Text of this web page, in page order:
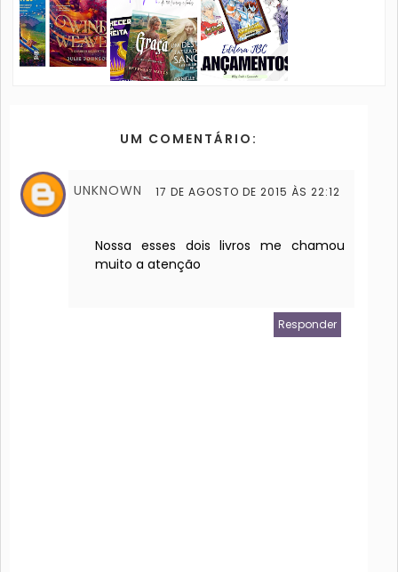
UM COMENTÁRIO:
UNKNOWN 17 DE AGOSTO DE 2015 ÀS 22:12
Nossa esses dois livros me chamou
muito a atenção
Responder